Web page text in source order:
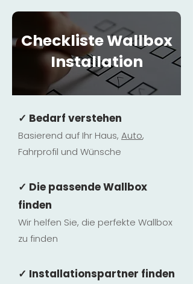
Checkliste Wallbox
Installation
✓ Bedarf verstehen
Basierend auf Ihr Haus, Auto,
Fahrprofil und Wünsche
✓ Die passende Wallbox
finden
Wir helfen Sie, die perfekte Wallbox
zu finden
✓ Installationspartner finden